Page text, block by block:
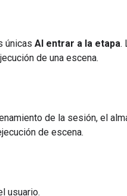
únicas Al entrar a la etapa.
de una escena.
de la sesión, el
de escena.
usuario.